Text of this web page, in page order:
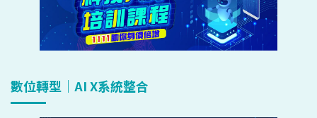
數位轉型｜AI X系統整合